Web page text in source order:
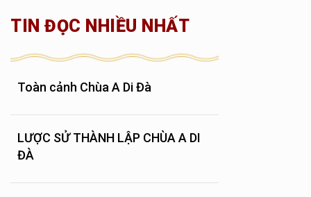
TIN ĐỌC NHIỀU NHẤT
Toàn cảnh Chùa A Di Đà
LƯỢC SỬ THÀNH LẬP CHÙA A DI
ĐÀ